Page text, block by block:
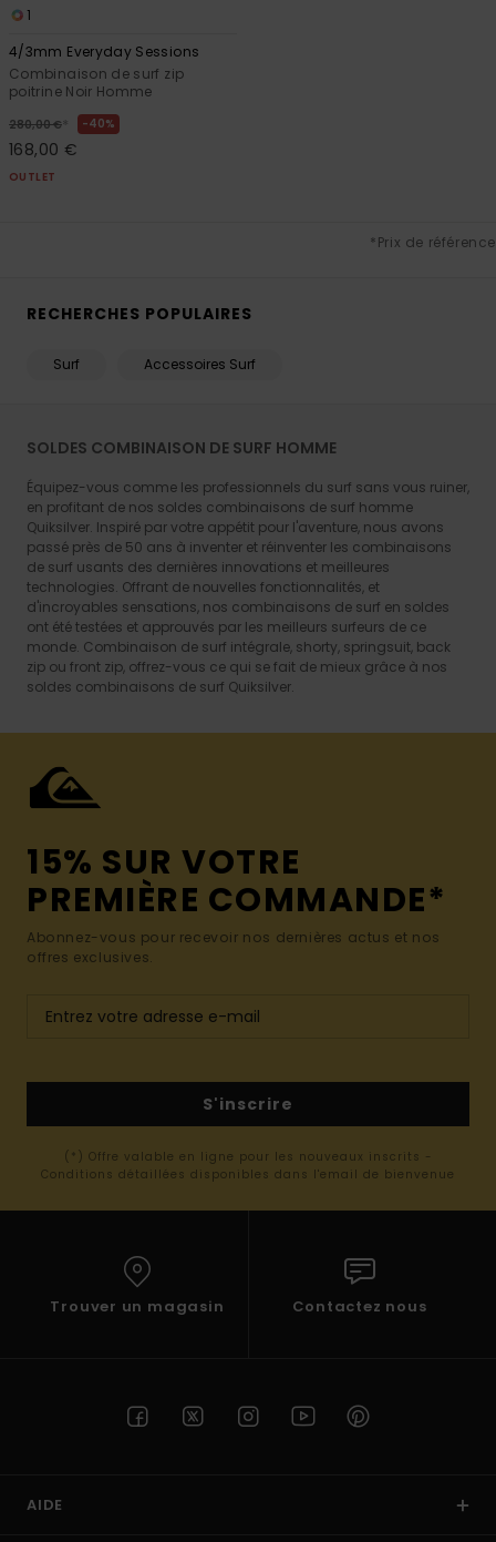
1
4/3mm Everyday Sessions
Combinaison de surf zip
poitrine Noir Homme
280,00 € * 40%
168,00 €
OUTLET
*Prix de référence
RECHERCHES POPULAIRES
Surf Accessoires Surf
SOLDES COMBINAISON DE SURF HOMME
Équipez-vous comme les professionnels du surf sans vous ruiner,
en profitant de nos soldes combinaisons de surf homme
Quiksilver. Inspiré par votre appétit pour l'aventure, nous avons
passé près de 50 ans à inventer et réinventer les combinaisons
de surf usants des dernières innovations et meilleures
technologies. Offrant de nouvelles fonctionnalités, et
d'incroyables sensations, nos combinaisons de surf en soldes
ont été testées et approuvés par les meilleurs surfeurs de ce
monde. Combinaison de surf intégrale, shorty, springsuit, back
zip ou front zip, offrez-vous ce qui se fait de mieux grâce à nos
soldes combinaisons de surf Quiksilver.
15% SUR VOTRE
PREMIÈRE COMMANDE*
Abonnez-vous pour recevoir nos dernières actus et nos
offres exclusives.
S'inscrire
(*) Offre valable en ligne pour les nouveaux inscrits -
Conditions détaillées disponibles dans l'email de bienvenue
Trouver un magasin Contactez nous
AIDE